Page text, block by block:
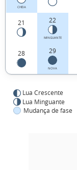
CHEIA
21 22
MINGUANTE
28 29
NOVA
Lua Crescente
Lua Minguante
Mudança de fase